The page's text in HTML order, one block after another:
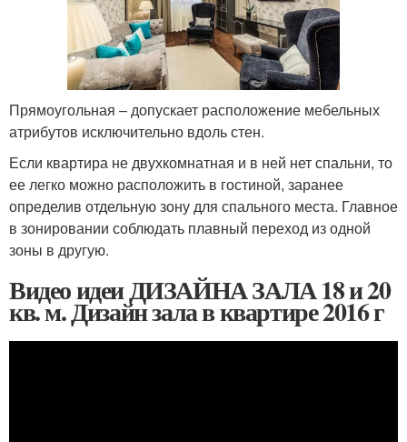
Прямоугольная – допускает расположение мебельных
атрибутов исключительно вдоль стен.
Если квартира не двухкомнатная и в ней нет спальни, то
ее легко можно расположить в гостиной, заранее
определив отдельную зону для спального места. Главное
в зонировании соблюдать плавный переход из одной
зоны в другую.
Видео идеи ДИЗАЙНА ЗАЛА 18 и 20
кв. м. Дизайн зала в квартире 2016 г